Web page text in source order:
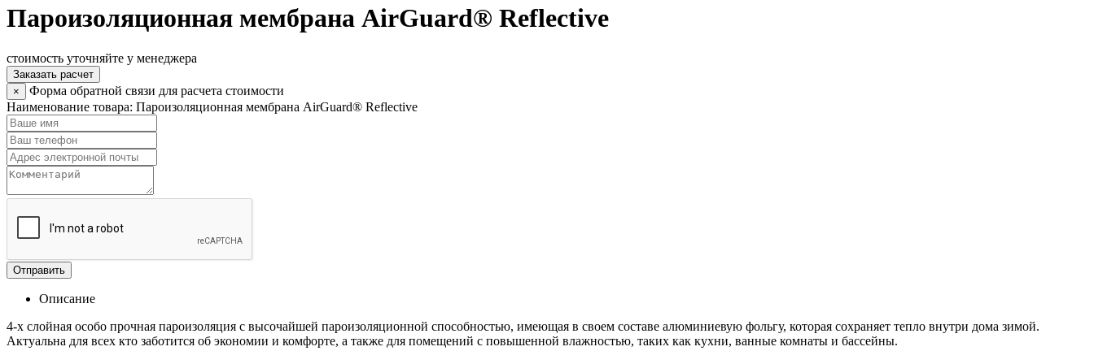
Пароизоляционная мембрана AirGuard® Reflective
стоимость уточняйте у менеджера
Заказать расчет
×
Форма обратной связи для расчета стоимости
Наименование товара: Пароизоляционная мембрана AirGuard® Reflective
Отправить
Описание
4-х слойная особо прочная пароизоляция с высочайшей пароизоляционной способностью, имеющая в своем составе алюминиевую фольгу, которая сохраняет тепло внутри дома зимой.
Актуальна для всех кто заботится об экономии и комфорте, а также для помещений с повышенной влажностью, таких как кухни, ванные комнаты и бассейны.